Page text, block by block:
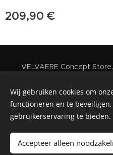
209,90 €
Toevoegen
VELVAERE Concept
Wij gebruiken cookies om
functioneren en te
gebruikerservaring te bieden.
Accepteer alleen